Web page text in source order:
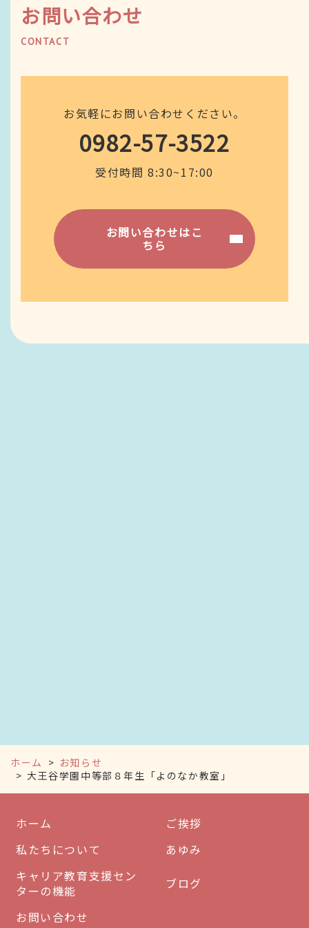
お問い合わせ
CONTACT
お気軽にお問い合わせください。
0982-57-3522
受付時間 8:30~17:00
お問い合わせはこ
ちら
ホーム
お知らせ
大王谷学園中等部８年生「よのなか教室」
ホーム
ご挨拶
私たちについて
あゆみ
キャリア教育支援セン
ターの機能
ブログ
お問い合わせ